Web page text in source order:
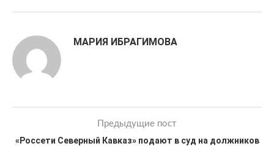
МАРИЯ ИБРАГИМОВА
Предыдущие пост
«Россети Северный Кавказ» подают в суд на должников